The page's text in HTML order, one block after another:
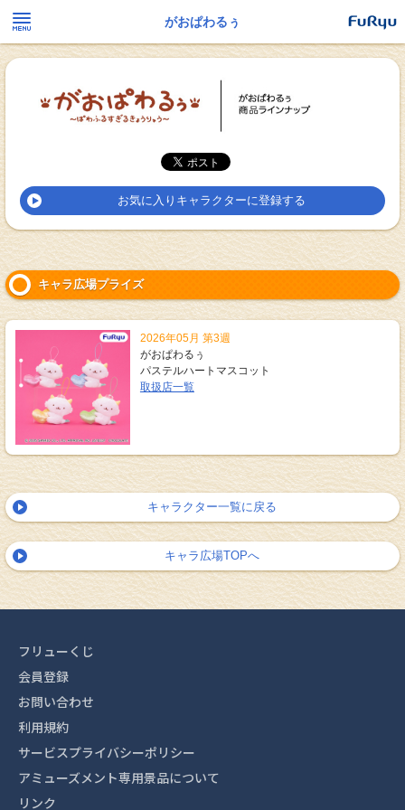
がおぱわるぅ
お気に入りキャラクターに登録する
キャラ広場プライズ
2026年05月 第3週
がおぱわるぅ
パステルハートマスコット
取扱店一覧
キャラクター一覧に戻る
キャラ広場TOPへ
フリューくじ
会員登録
お問い合わせ
利用規約
サービスプライバシーポリシー
アミューズメント専用景品について
リンク